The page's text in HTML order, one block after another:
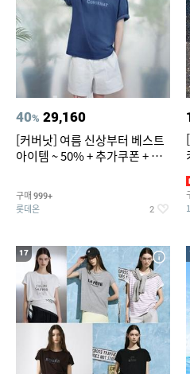
40% 29,160
[커버낫] 여름 신상부터 베스트
아이템 ~ 50% + 추가쿠폰 + 카
구매 999+
롯데온 2
17